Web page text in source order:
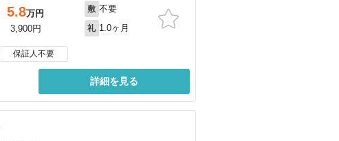
5.8万円
3,900円
敷 不要
礼 1.0ヶ月
保証人不要
詳細を見る